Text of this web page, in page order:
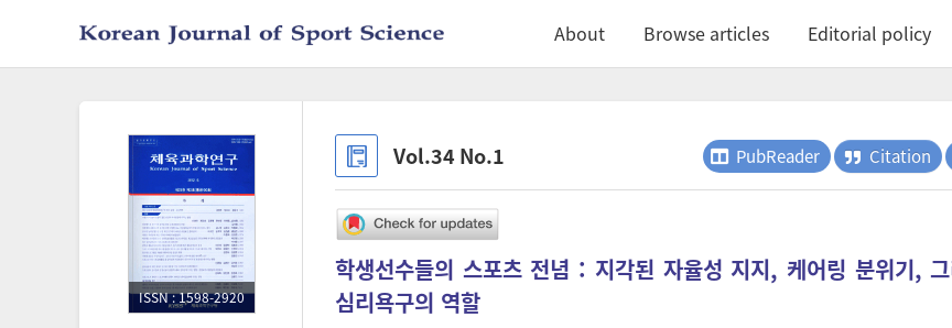
About Browse articles Editorial policy
ISSN : 1598-2920
Vol.34 No.1 PubReader Citation
학생선수들의 스포츠 전념 : 지각된 자율성 지지, 케어링 분위기,
심리욕구의 역할